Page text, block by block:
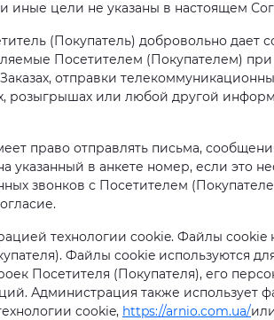
иные цели не указаны в настоящем
(Покупатель) добровольно дает
Посетителем (Покупателем) при
отправки
или любой другой
право отправлять письма,
указанный в анкете номер, если это
звонков с Посетителем
технологии cookie. Файлы
Файлы cookie используются
Посетителя (Покупателя), его
Администрация также
cookie, https://arnio.com.ua/